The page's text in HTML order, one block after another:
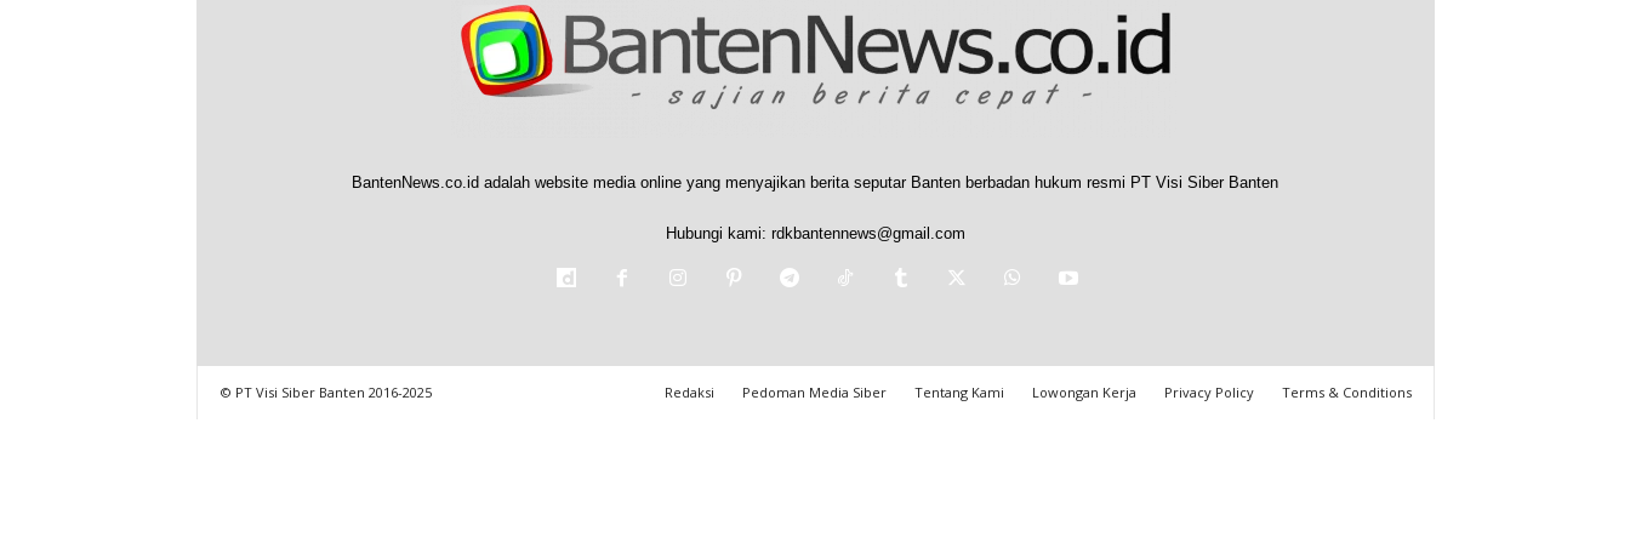
BantenNews.co.id adalah website media online yang menyajikan berita seputar Banten berbadan hukum resmi PT Visi Siber Banten
Hubungi kami: rdkbantennews@gmail.com
Redaksi Pedoman Media Siber Tentang Kami Lowongan Kerja Privacy Policy Terms & Conditions
© PT Visi Siber Banten 2016-2025